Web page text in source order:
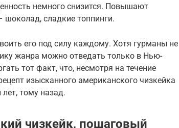
немного снизится. Повышают
шоколад, сладкие топпинги.
его под силу каждому. Хотя гурманы не
жанра можно отведать только в Нью-
тот факт, что, несмотря на течение
изысканного американского чизкейка
лет, тому назад.
чизкейк, пошаговый